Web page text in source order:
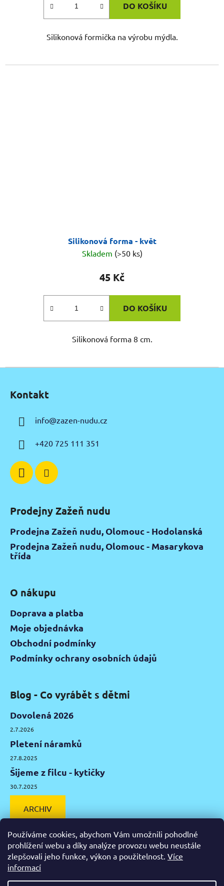
Používáme cookies, abychom Vám umožnili pohodlné
prohlížení webu a díky analýze provozu webu neustále
zlepšovali jeho funkce, výkon a použitelnost. Více
informací
DO KOŠÍKU
Silikonová formička na výrobu mýdla.
Silikonová forma - květ
Skladem (>50 ks)
45 Kč
DO KOŠÍKU
Silikonová forma 8 cm.
Kontakt
info@zazen-nudu.cz
+420 725 111 351
Prodejny Zažeň nudu
Prodejna Zažeň nudu, Olomouc - Hodolanská
Prodejna Zažeň nudu, Olomouc - Masarykova
třída
O nákupu
Doprava a platba
Moje objednávka
Obchodní podmínky
Podmínky ochrany osobních údajů
Blog - Co vyrábět s dětmi
Dovolená 2026
2.7.2026
Pletení náramků
27.8.2025
Šijeme z filcu - kytičky
30.7.2025
ARCHIV
Facebook